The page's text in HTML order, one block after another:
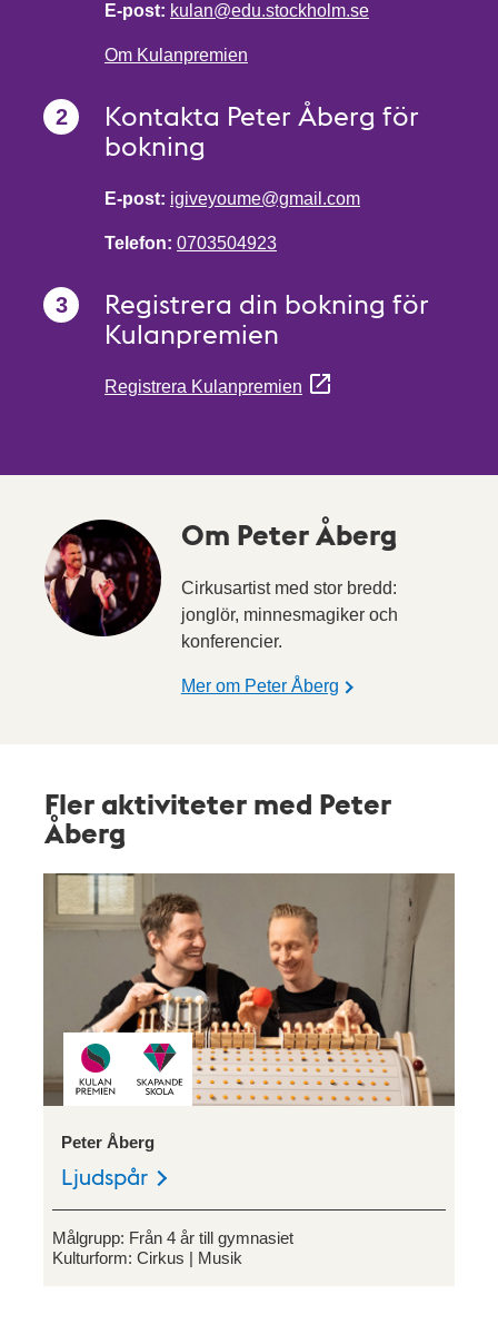
E-post: kulan@edu.stockholm.se
Om Kulanpremien
Kontakta Peter Åberg för
bokning
E-post: igiveyoume@gmail.com
Telefon: 0703504923
Registrera din bokning för
Kulanpremien
Registrera Kulanpremien
Om Peter Åberg
Cirkusartist med stor bredd:
jonglör, minnesmagiker och
konferencier.
Mer om Peter Åberg
Fler aktiviteter med Peter
Åberg
Peter Åberg
Ljudspår
Målgrupp: Från 4 år till gymnasiet
Kulturform: Cirkus Musik